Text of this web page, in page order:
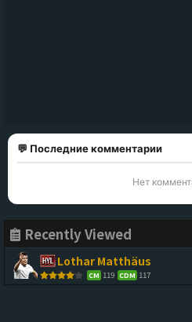
💬 Последние комментарии
Нет
Recently Viewed
Lothar Matthäus
CM 119 CDM 117